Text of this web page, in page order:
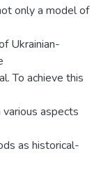
only a model of
Ukrainian-
To achieve this
aspects
as historical-